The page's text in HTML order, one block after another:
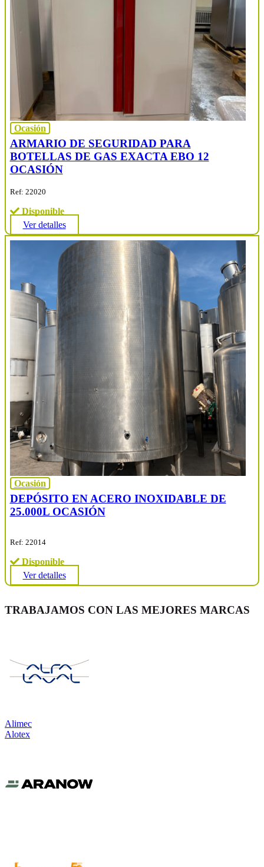
Ocasión
ARMARIO DE SEGURIDAD PARA
BOTELLAS DE GAS EXACTA EBO 12
OCASIÓN
Ref: 22020
Disponible
Ver detalles
Ocasión
DEPÓSITO EN ACERO INOXIDABLE DE
25.000L OCASIÓN
Ref: 22014
Disponible
Ver detalles
TRABAJAMOS CON LAS MEJORES MARCAS
Alimec
Alotex